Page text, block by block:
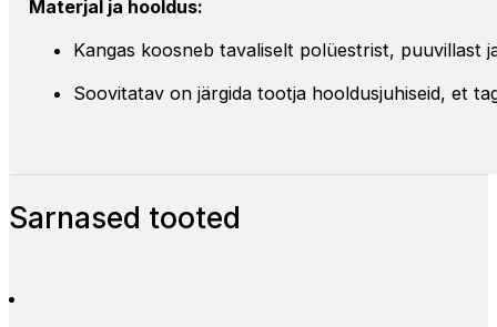
Materjal ja hooldus:
Kangas koosneb tavaliselt polüestrist, puuvillast
Soovitatav on järgida tootja hooldusjuhiseid, et
Sarnased tooted